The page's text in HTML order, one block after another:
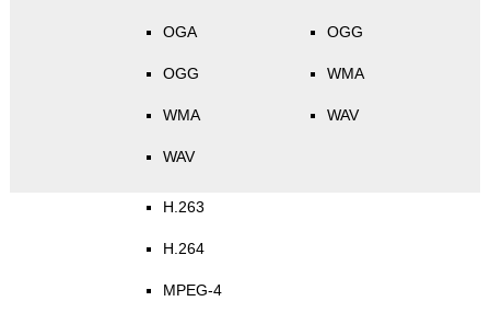
OGA
OGG
WMA
WAV
OGG
WMA
WAV
H.263
H.264
MPEG-4